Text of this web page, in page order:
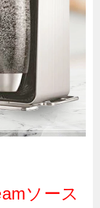
ソース